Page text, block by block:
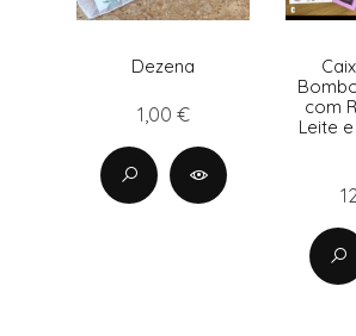
Dezena
1,00 €
com
Leite